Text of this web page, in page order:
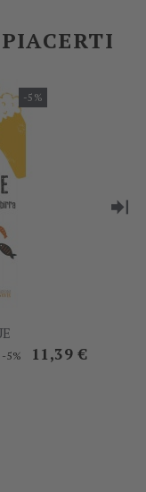
-5%
-5% Prezzo
11,39 €